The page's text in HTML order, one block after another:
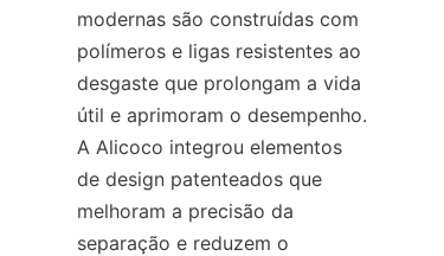
modernas são construídas com
polímeros e ligas resistentes ao
desgaste que prolongam a vida
útil e aprimoram o desempenho.
A Alicoco integrou elementos
de design patenteados que
melhoram a precisão da
separação e reduzem o